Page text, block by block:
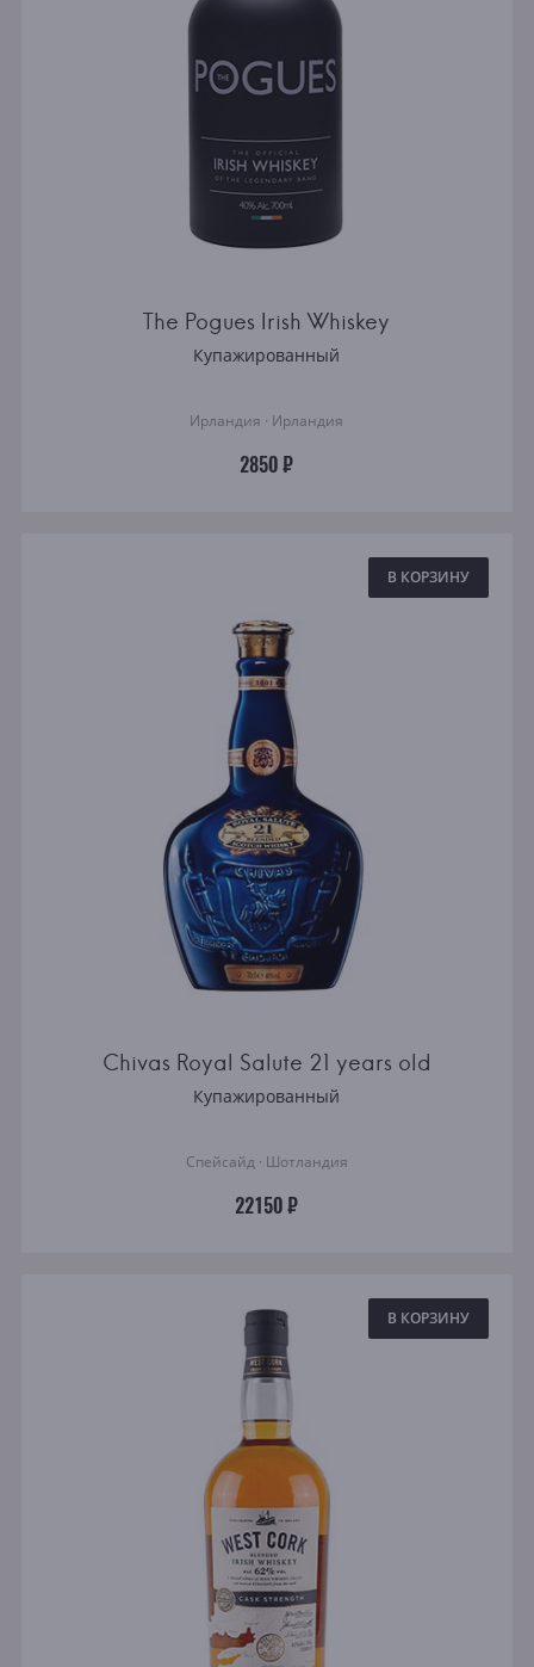
The Pogues Irish Whiskey
Купажированный
Ирландия · Ирландия
2850 ₽
В КОРЗИНУ
Chivas Royal Salute 21 years old
Купажированный
Спейсайд · Шотландия
22150 ₽
В КОРЗИНУ